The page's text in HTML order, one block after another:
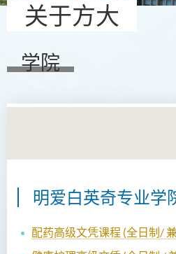
关于方大
学院
明爱白英奇专业学
配药高级文凭课程 (全日制/